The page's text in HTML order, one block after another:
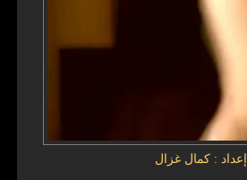
إعداد : كمال غزال